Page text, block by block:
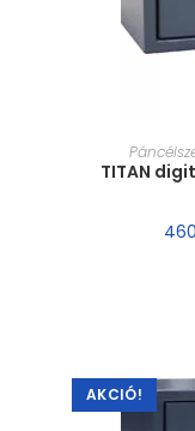
TITAN
AKCIÓ!